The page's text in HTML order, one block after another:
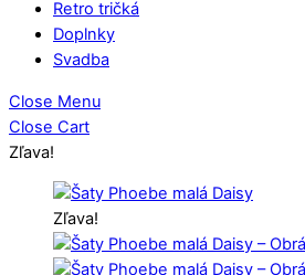
Retro tričká
Doplnky
Svadba
Close Menu
Close Cart
Zľava!
Zľava!